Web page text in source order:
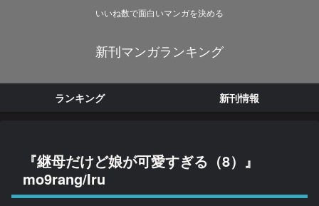
いいね数で面白いマンガを決める
新刊マンガランキング
ランキング 新刊情報
『継母だけど娘が可愛すぎる（8）』
mo9rang/Iru